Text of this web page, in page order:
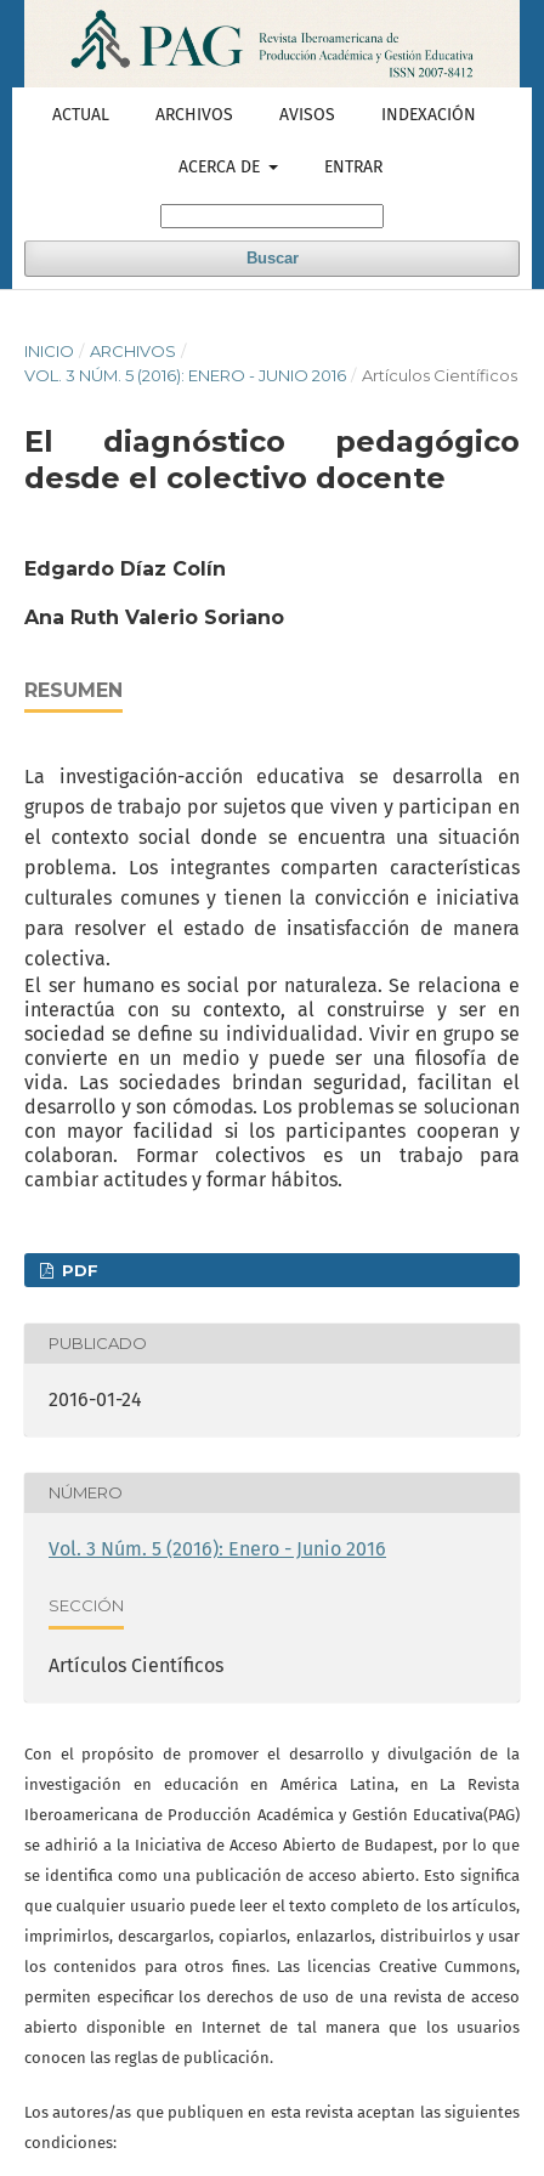
ACTUAL ARCHIVOS AVISOS INDEXACIÓN
ACERCA DE ENTRAR
Buscar
INICIO / ARCHIVOS /
VOL. 3 NÚM. 5 (2016): ENERO - JUNIO 2016 / Artículos Científicos
El diagnóstico pedagógico
desde el colectivo docente
Edgardo Díaz Colín
Ana Ruth Valerio Soriano
RESUMEN
La investigación-acción educativa se desarrolla en
grupos de trabajo por sujetos que viven y participan en
el contexto social donde se encuentra una situación
problema. Los integrantes comparten características
culturales comunes y tienen la convicción e iniciativa
para resolver el estado de insatisfacción de manera
colectiva.
El ser humano es social por naturaleza. Se relaciona e
interactúa con su contexto, al construirse y ser en
sociedad se define su individualidad. Vivir en grupo se
convierte en un medio y puede ser una filosofía de
vida. Las sociedades brindan seguridad, facilitan el
desarrollo y son cómodas. Los problemas se solucionan
con mayor facilidad si los participantes cooperan y
colaboran. Formar colectivos es un trabajo para
cambiar actitudes y formar hábitos.
PDF
PUBLICADO
2016-01-24
NÚMERO
Vol. 3 Núm. 5 (2016): Enero - Junio 2016
SECCIÓN
Artículos Científicos
Con el propósito de promover el desarrollo y divulgación de la
investigación en educación en América Latina, en La Revista
Iberoamericana de Producción Académica y Gestión Educativa(PAG)
se adhirió a la Iniciativa de Acceso Abierto de Budapest, por lo que
se identifica como una publicación de acceso abierto. Esto significa
que cualquier usuario puede leer el texto completo de los artículos,
imprimirlos, descargarlos, copiarlos, enlazarlos, distribuirlos y usar
los contenidos para otros fines. Las licencias Creative Cummons,
permiten especificar los derechos de uso de una revista de acceso
abierto disponible en Internet de tal manera que los usuarios
conocen las reglas de publicación.
Los autores/as que publiquen en esta revista aceptan las siguientes
condiciones: